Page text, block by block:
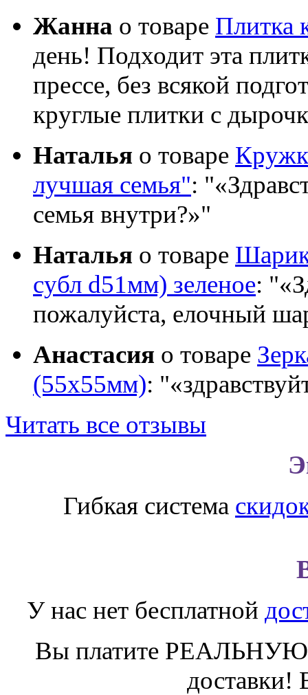
Жанна о товаре Плитка
день! Подходит эта
прессе, без всякой
круглые плитки с
Наталья о товаре
лучшая семья":
семья внутри?»
Наталья о товаре
субл d51мм) зеленое:
пожалуйста, елочный
Анастасия о товаре
(55х55мм):
Читать все отзывы
Гибкая система
У нас нет бесплатной
Вы платите
доставки!